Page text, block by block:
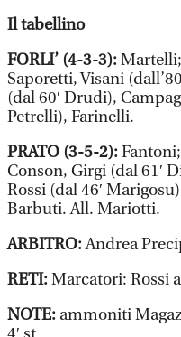
Il tabellino
FORLI’ (4-3-3):
Saporetti, Visani
(dal 60′ Drudi),
Petrelli), Farinelli.
PRATO (3-5-2):
Conson, Girgi (dal 61′
Rossi (dal 46′
Barbuti. All. Mariotti.
ARBITRO:Andrea
RETI:Marcatori: Rossi
NOTE: ammoniti